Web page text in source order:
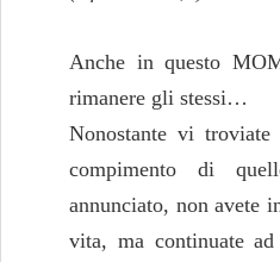
Anche in questo
rimanere gli stessi…
Nonostante vi
compimento di
annunciato, non avete
vita, ma continuate